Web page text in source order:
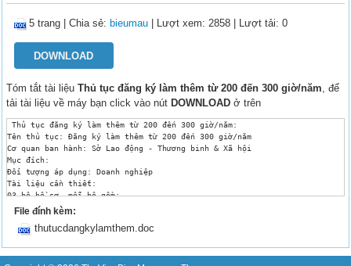
5 trang |Chia sẻ: bieumau | Lượt xem: 2858 | Lượt tải: 0
DOWNLOAD
Tóm tắt tài liệuThủ tục đăng ký làm thêm từ 200 đến 300 giờ/năm, để
tải tài liệu về máy bạn click vào nút DOWNLOAD ở trên
Thủ tục đăng ký làm thêm từ 200 đến 300 giờ/năm:
Tên thủ tục: Đăng ký làm thêm từ 200 đến 300 giờ/năm
Cơ quan ban hành: Sở Lao động - Thương binh & Xã hội
Mục đích:
Đối tượng áp dụng: Doanh nghiệp
Tài liệu cần thiết:
03 bộ hồ sơ, mỗi bộ gồm:
Văn bản thỏa thuận làm thêm giờ theo mẫu số 1 ban hành kèm theo Thông
Công văn xin phép theo mẫu số 2 ban hành kèm theo Thông tư số 15/2003/
Lệ phí:
File đính kèm:
thutucdangkylamthem.doc